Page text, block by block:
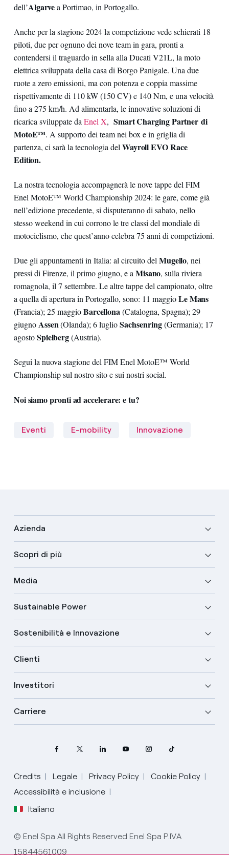
dell’Algarvea Portimao, in Portogallo.
Anche per la stagione 2024 la competizione vede schierati 18
piloti, due per ognuno dei nove team in gara, pronti a
contendersi il traguardo in sella alla Ducati V21L, la moto
elettrica sviluppata della casa di Borgo Panigale. Una due
ruote a zero emissioni, ma con potenza e coppia massime
rispettivamente di 110 kW (150 CV) e 140 Nm, e una velocità
fino a 275 km/h. Ad alimentarla, le innovative soluzioni di
ricarica sviluppate da Enel X, Smart Charging Partner di
MotoE™. A supporto dei team nei box e in griglia di
partenza, ci sarà la tecnologia del Wayroll EVO Race
Edition.
La nostra tecnologia accompagnerà le nove tappe del FIM
Enel MotoE™ World Championship 2024: le gare, come già
nell’edizione precedente, si disputeranno di sabato, nello
stesso weekend in cui corrono le tre classi del mondiale di
motociclismo, che quest’anno celebra 75 anni di competizioni.
Due gli appuntamenti in Italia: al circuito delMugello, nei
pressi di Firenze, il primo giugno, e aMisano, sulla riviera
romagnola, il 7 settembre. Le altre tappe del campionato, oltre
a quella di apertura in Portogallo, sono: 11 maggioLe Mans
(Francia); 25 maggioBarcellona(Catalogna, Spagna); 29
giugnoAssen(Olanda); 6 luglioSachsenring(Germania); 17
agostoSpielberg(Austria).
Segui la nuova stagione del FIM Enel MotoE™ World
Championship sul nostro sito e sui nostri social.
Noi siamo pronti ad accelerare: e tu?
Eventi E-mobility Innovazione
Azienda
Scopri di più
Media
Sustainable Power
Sostenibilità e Innovazione
Clienti
Investitori
Carriere
Credits Legale Privacy Policy
Cookie Policy
Accessibilità e inclusione
Italiano
Seleziona la tua lingua
Inglese
Spagnolo
© Enel Spa All Rights Reserved Enel Spa P.IVA
15844561009